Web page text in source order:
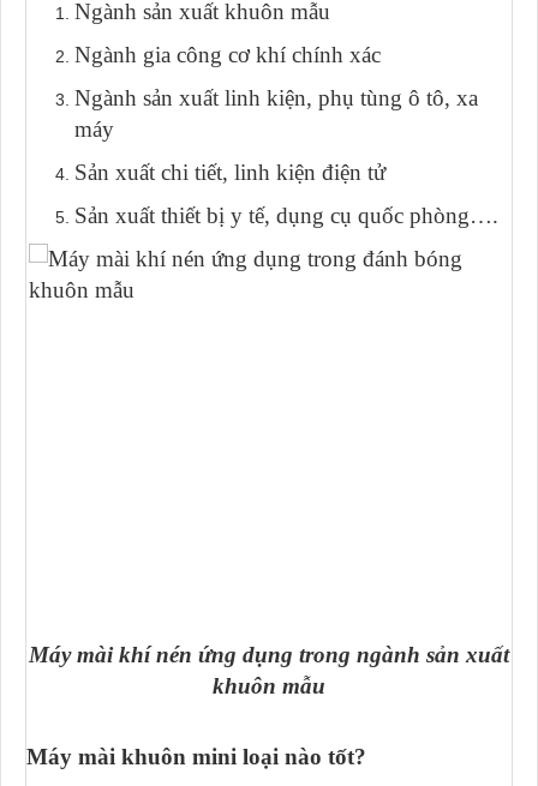
Ngành sản xuất khuôn mẫu
Ngành gia công cơ khí chính xác
Ngành sản xuất linh kiện, phụ tùng ô tô, xa
máy
Sản xuất chi tiết, linh kiện điện tử
Sản xuất thiết bị y tế, dụng cụ quốc phòng….
Máy mài khí nén ứng dụng trong ngành sản xuất
khuôn mẫu
Máy mài khuôn mini loại nào tốt?